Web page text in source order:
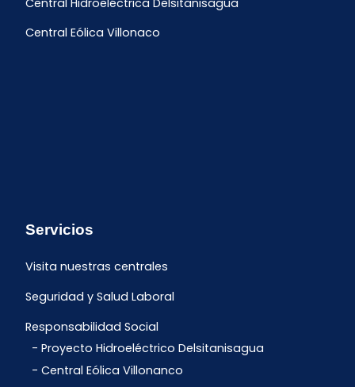
Central Hidroeléctrica Delsitanisagua
Central Eólica Villonaco
Servicios
Visita nuestras centrales
Seguridad y Salud Laboral
Responsabilidad Social
Proyecto Hidroeléctrico Delsitanisagua
Central Eólica Villonanco